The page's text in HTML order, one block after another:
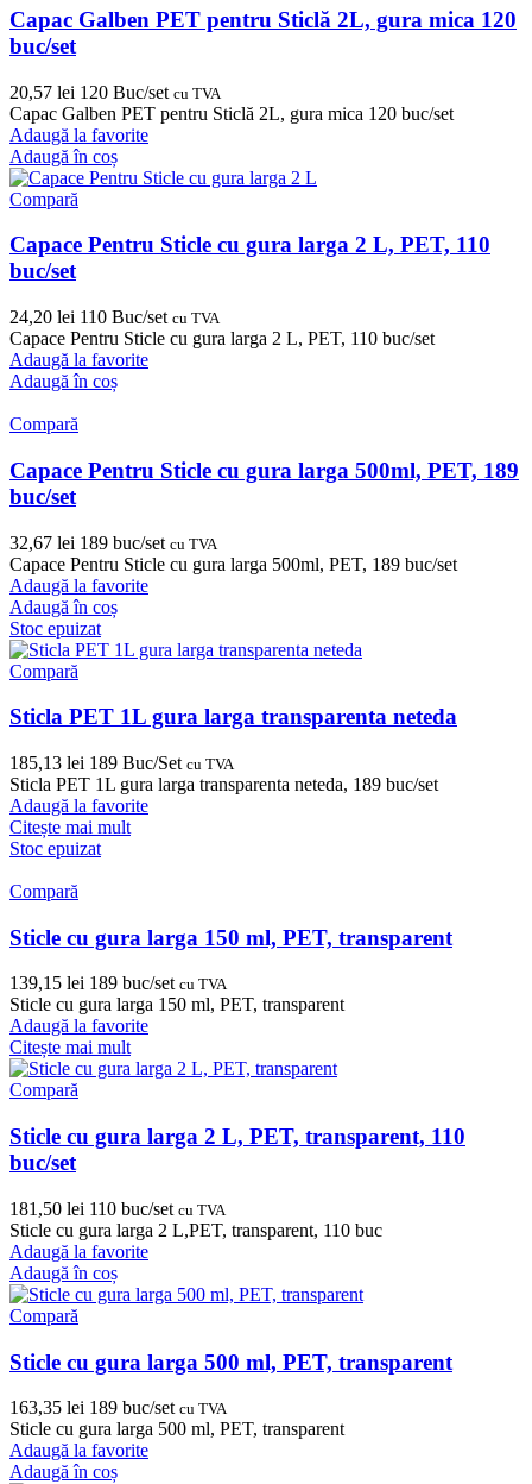
Capac Galben PET pentru Sticlă 2L, gura mica 120
buc/set
20,57 lei 120 Buc/set cu TVA
Capac Galben PET pentru Sticlă 2L, gura mica 120 buc/set
Adaugă la favorite
Adaugă în coș
Compară
Capace Pentru Sticle cu gura larga 2 L, PET, 110
buc/set
24,20 lei 110 Buc/set cu TVA
Capace Pentru Sticle cu gura larga 2 L, PET, 110 buc/set
Adaugă la favorite
Adaugă în coș
Compară
Capace Pentru Sticle cu gura larga 500ml, PET, 189
buc/set
32,67 lei 189 buc/set cu TVA
Capace Pentru Sticle cu gura larga 500ml, PET, 189 buc/set
Adaugă la favorite
Adaugă în coș
Stoc epuizat
Compară
Sticla PET 1L gura larga transparenta neteda
185,13 lei 189 Buc/Set cu TVA
Sticla PET 1L gura larga transparenta neteda, 189 buc/set
Adaugă la favorite
Citește mai mult
Stoc epuizat
Compară
Sticle cu gura larga 150 ml, PET, transparent
139,15 lei 189 buc/set cu TVA
Sticle cu gura larga 150 ml, PET, transparent
Adaugă la favorite
Citește mai mult
Compară
Sticle cu gura larga 2 L, PET, transparent, 110
buc/set
181,50 lei 110 buc/set cu TVA
Sticle cu gura larga 2 L,PET, transparent, 110 buc
Adaugă la favorite
Adaugă în coș
Compară
Sticle cu gura larga 500 ml, PET, transparent
163,35 lei 189 buc/set cu TVA
Sticle cu gura larga 500 ml, PET, transparent
Adaugă la favorite
Adaugă în coș